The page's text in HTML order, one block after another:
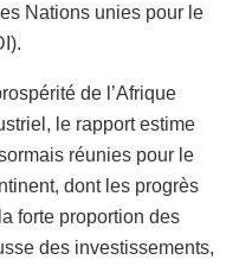
Nations unies pour le
de l’Afrique
le rapport estime
réunies pour le
dont les progrès
forte proportion des
des investissements,